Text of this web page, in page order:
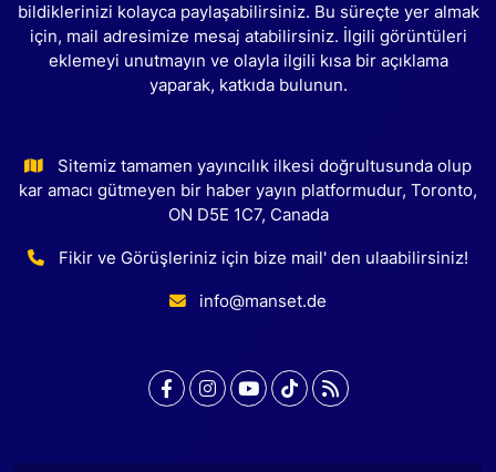
bildiklerinizi kolayca paylaşabilirsiniz. Bu süreçte yer almak
için, mail adresimize mesaj atabilirsiniz. İlgili görüntüleri
eklemeyi unutmayın ve olayla ilgili kısa bir açıklama
yaparak, katkıda bulunun.
Sitemiz tamamen yayıncılık ilkesi doğrultusunda olup
kar amacı gütmeyen bir haber yayın platformudur, Toronto,
ON D5E 1C7, Canada
Fikir ve Görüşleriniz için bize mail' den ulaabilirsiniz!
info@manset.de